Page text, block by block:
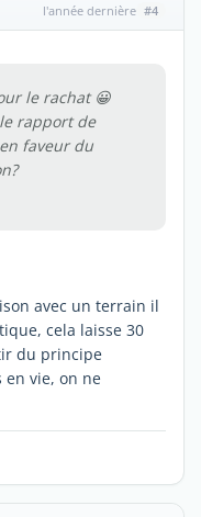
l'année dernière #4
le rachat 😀
rapport de
faveur du
avec un terrain il
cela laisse 30
du principe
vie, on ne